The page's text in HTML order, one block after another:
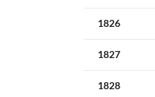
1826
1827
1828